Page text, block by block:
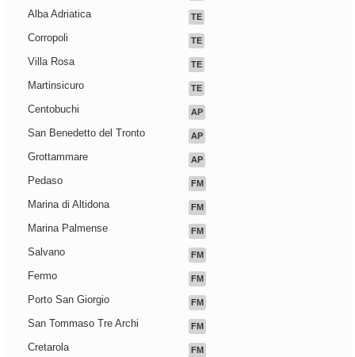
Alba Adriatica TE
Corropoli TE
Villa Rosa TE
Martinsicuro TE
Centobuchi AP
San Benedetto del Tronto AP
Grottammare AP
Pedaso FM
Marina di Altidona FM
Marina Palmense FM
Salvano FM
Fermo FM
Porto San Giorgio FM
San Tommaso Tre Archi FM
Cretarola FM